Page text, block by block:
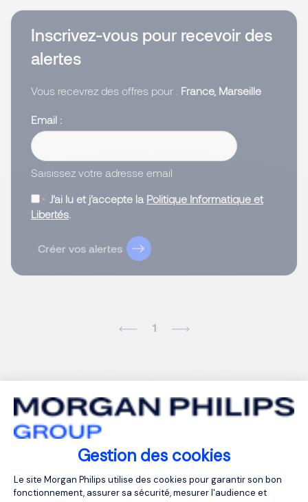
Gestion des cookies
Plateforme de Gestion du
Le site Morgan Philips utilise des cookies pour garantir son bon
fonctionnement, assurer sa sécurité, mesurer l'audience et
Inscrivez-vous pour recevoir des
alertes
Vous recevrez des offres pour : France, Marseille
Email
Saisissez votre adresse email
J’ai lu et j’accepte la Politique Informatique et
Libertés.
Créer vos alertes
1